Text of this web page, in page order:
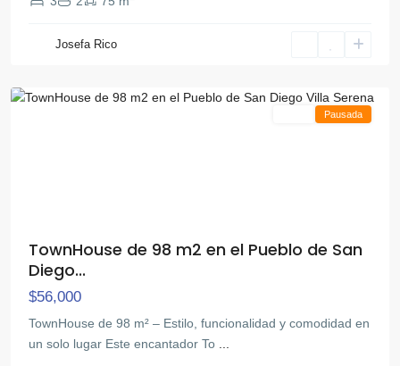
Josefa Rico
San
Pausada
TownHouse de 98 m2 en el Pueblo de San
Diego...
$56,000
TownHouse de 98 m² – Estilo, funcionalidad y comodidad en
un solo lugar Este encantador To